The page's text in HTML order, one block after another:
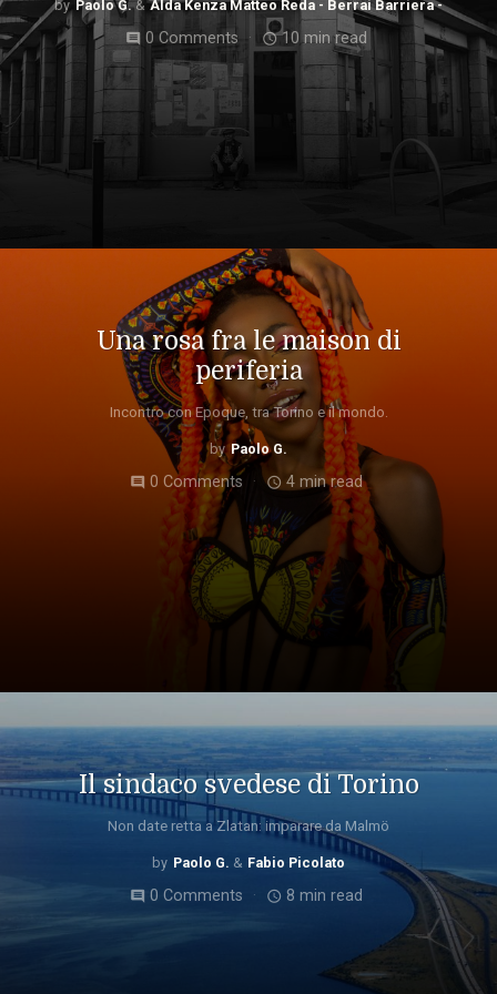
Paolo G. Alda Kenza Matteo Reda - Berrai Barriera -
comment 0 Comments access_time10 min read
Una rosa fra le maison di
periferia
Incontro con Epoque, tra Torino e il mondo.
Paolo G.
comment 0 Comments access_time 4 min read
Il sindaco svedese di Torino
Non date retta a Zlatan: imparare da Malmö
Paolo G. Fabio Picolato
comment0 Comments access_time 8 min read